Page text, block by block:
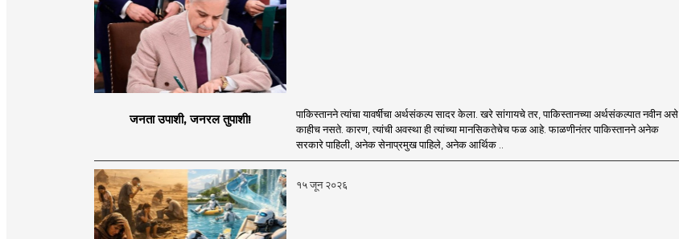
जनता उपाशी, जनरल तुपाशी!
पाकिस्तानने त्यांचा यावर्षीचा अर्थसंकल्प सादर केला. खरे सांगायचे तर, पाकिस्तानच्या अर्थसंकल्पात नवीन असे
काहीच नसते. कारण, त्यांची अवस्था ही त्यांच्या मानसिकतेचेच फळ आहे. फाळणीनंतर पाकिस्तानने अनेक
सरकारे पाहिली, अनेक सेनाप्रमुख पाहिले, अनेक आर्थिक ..
१५ जून २०२६